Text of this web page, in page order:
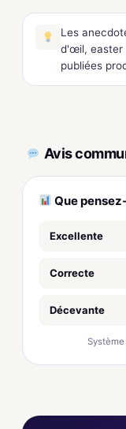
Les
d'œil, easter
publiées
Avis
Que
Excellente
Correcte
Décevante